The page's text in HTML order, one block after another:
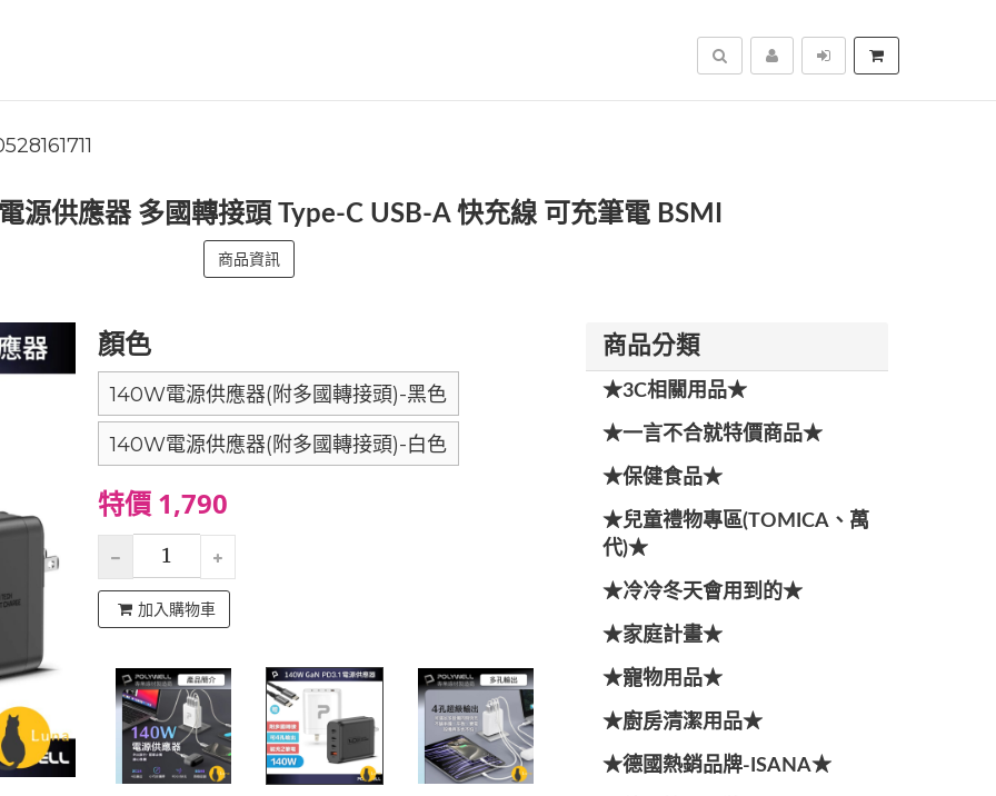
搜尋
源供應器 多國轉接頭 Type-C USB-A 快充線 可充筆電 BSMI
商品資訊
顏色
140W電源供應器(附多國轉接頭)-黑色
140W電源供應器(附多國轉接頭)-白色
特價 1,790
加入購物車
商品分類
★3C相關用品★
★一言不合就特價商品★
★保健食品★
★兒童禮物專區(TOMICA、萬
代)★
★冷冷冬天會用到的★
★家庭計畫★
★寵物用品★
★廚房清潔用品★
★德國熱銷品牌-ISANA★